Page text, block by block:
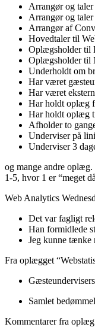
Arrangør og
Arrangør og
Arrangør af
Hovedtaler til
Oplægsholder til
Oplægsholder til
Underholdt om
Har været
Har været
Har holdt oplæg
Har holdt oplæg
Afholder to
Underviser på
Underviser 3
og mange andre
1-5, hvor 1 er “meget
Web Analytics
Det var fagligt
Han formidlede
Jeg kunne tænke
Fra oplægget
Samlet
Kommentarer fra